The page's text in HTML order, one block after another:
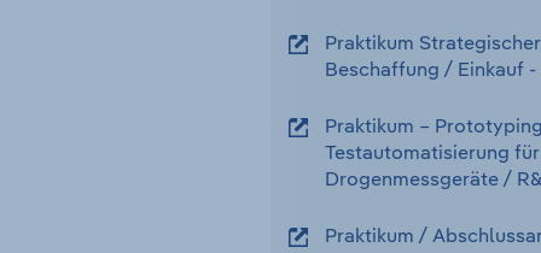
Praktikum
Beschaffung / Einkauf -
Praktikum –
Testautomatisierung
Drogenmessgeräte /
Praktikum /